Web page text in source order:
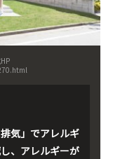
気」でアレルギ
、アレルギーが